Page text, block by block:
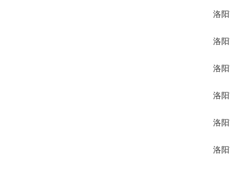
洛
洛
洛
洛
洛
洛